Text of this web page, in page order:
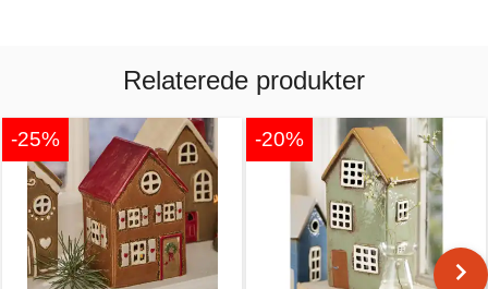
Relaterede produkter
-25% -20%